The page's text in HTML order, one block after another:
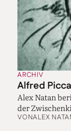
ARCHIV
Alfred
Alex Natan
der
VONALEX